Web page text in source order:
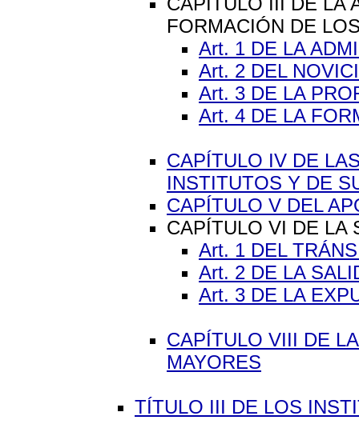
FORMACIÓN DE
Art. 1 DE LA
Art. 2 DEL
Art. 3 DE LA
Art. 4 DE LA
CAPÍTULO IV DE
INSTITUTOS Y DE
CAPÍTULO V DEL
CAPÍTULO VI DE LA
Art. 1 DEL
Art. 2 DE LA
Art. 3 DE LA
CAPÍTULO VIII DE
MAYORES
TÍTULO III DE LOS